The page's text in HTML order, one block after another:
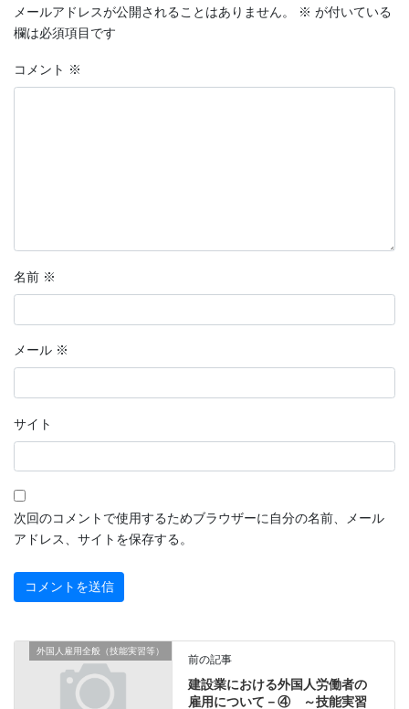
メールアドレスが公開されることはありません。 ※ が付いている
欄は必須項目です
コメント ※
名前 ※
メール ※
サイト
次回のコメントで使用するためブラウザーに自分の名前、メール
アドレス、サイトを保存する。
外国人雇用全般（技能実習等）
前の記事
建設業における外国人労働者の
雇用について－④ ～技能実習